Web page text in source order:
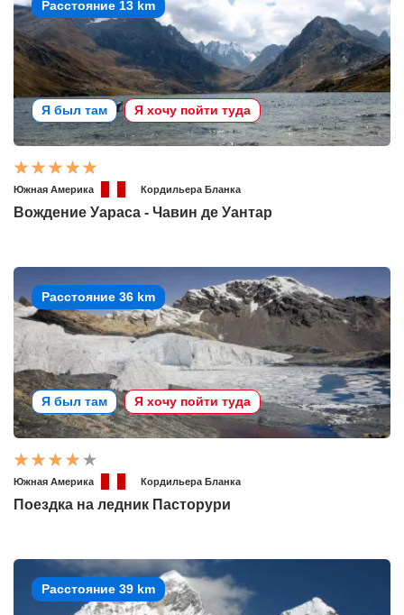
Расстояние 13 km
Я был там Я хочу пойти туда
Южная Америка Кордильера Бланка
Вождение Уараса - Чавин де Уантар
Расстояние 36 km
Я был там Я хочу пойти туда
Южная Америка Кордильера Бланка
Поездка на ледник Пасторури
Расстояние 39 km